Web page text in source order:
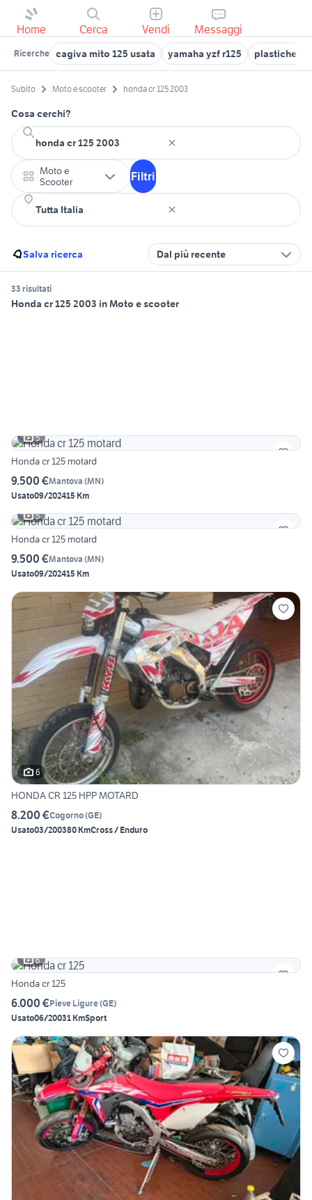
Home Cerca Vendi Messaggi
Ricerche cagiva mito 125 usata yamaha yzf r125 plastiche
Subito Moto e scooter honda cr 125 2003
Cosa cerchi?
Moto e
Scooter
Filtri
Salva ricerca Dal più recente
33 risultati
Honda cr 125 2003 in Moto e scooter
5
Honda cr 125 motard
9.500 €Mantova (MN)
Usato09/202415 Km
5
Honda cr 125 motard
9.500 €Mantova (MN)
Usato09/202415 Km
6
HONDA CR 125 HPP MOTARD
8.200 €Cogorno(GE)
Usato03/200380 KmCross / Enduro
6
Honda cr 125
6.000 €Pieve Ligure(GE)
Usato06/20031 KmSport